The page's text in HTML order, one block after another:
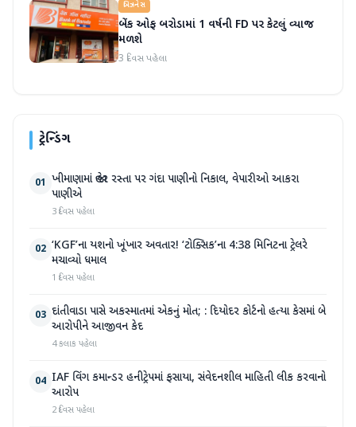
બિઝનેસ
બેંક ઓફ બરોડામાં 1 વર્ષની FD પર કેટલું વ્યાજ
મળશે
3 દિવસ પહેલા
ટ્રેન્ડિંગ
01 ખીમાણામાં જાહેર રસ્તા પર ગંદા પાણીનો નિકાલ, વેપારીઓ આકરા
પાણીએ
3 દિવસ પહેલા
02 ‘KGF’ના યશનો ખૂંખાર અવતાર! ‘ટોક્સિક’ના 4:38 મિનિટના ટ્રેલરે
મચાવ્યો ધમાલ
1 દિવસ પહેલા
03 દાંતીવાડા પાસે અકસ્માતમાં એકનું મોત; : દિયોદર કોર્ટનો હત્યા કેસમાં બે
આરોપીને આજીવન કેદ
4 કલાક પહેલા
04 IAF વિંગ કમાન્ડર હનીટ્રેપમાં ફસાયા, સંવેદનશીલ માહિતી લીક કરવાનો
આરોપ
2 દિવસ પહેલા